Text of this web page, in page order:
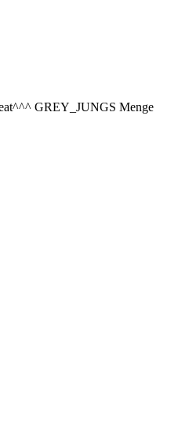
GREY_JUNGS Menge